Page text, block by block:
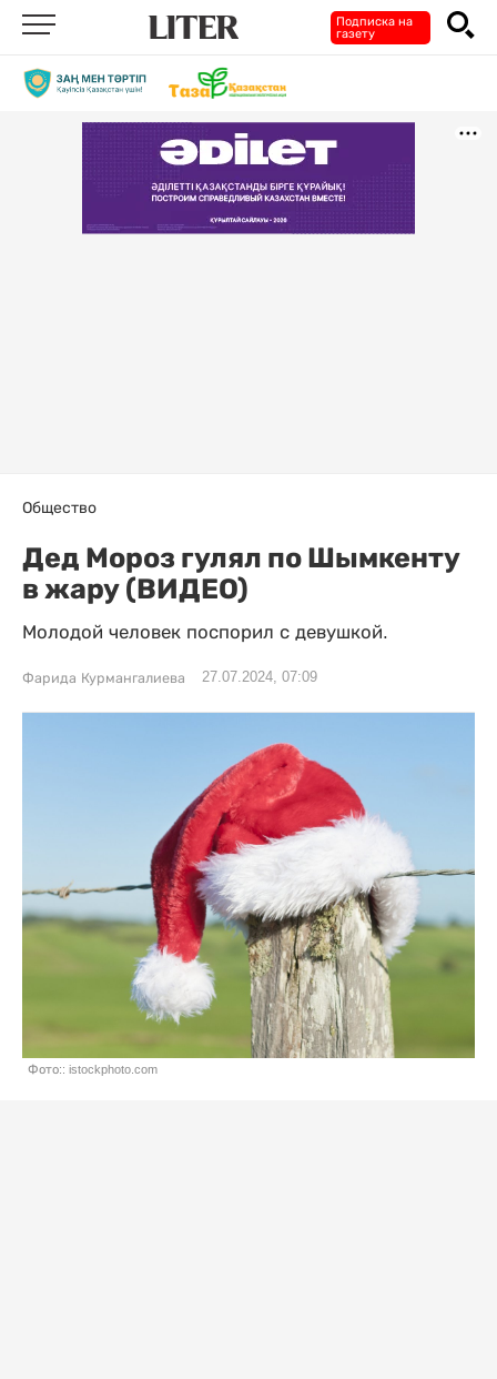
Подписка на
газету
Общество
Дед Мороз гулял по Шымкенту
в жару (ВИДЕО)
Молодой человек поспорил с девушкой.
Фарида Курмангалиева 27.07.2024, 07:09
Фото:: istockphoto.com